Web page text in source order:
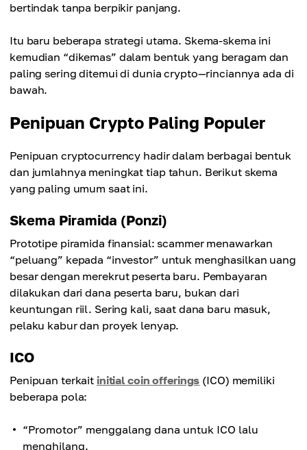
bertindak tanpa berpikir panjang.
Itu baru beberapa strategi utama. Skema-skema ini
kemudian “dikemas” dalam bentuk yang beragam dan
paling sering ditemui di dunia crypto—rinciannya ada di
bawah.
Penipuan Crypto Paling Populer
Penipuan cryptocurrency hadir dalam berbagai bentuk
dan jumlahnya meningkat tiap tahun. Berikut skema
yang paling umum saat ini.
Skema Piramida (Ponzi)
Prototipe piramida finansial: scammer menawarkan
“peluang” kepada “investor” untuk menghasilkan uang
besar dengan merekrut peserta baru. Pembayaran
dilakukan dari dana peserta baru, bukan dari
keuntungan riil. Sering kali, saat dana baru masuk,
pelaku kabur dan proyek lenyap.
ICO
Penipuan terkait initial coin offerings (ICO) memiliki
beberapa pola:
“Promotor” menggalang dana untuk ICO lalu
menghilang.